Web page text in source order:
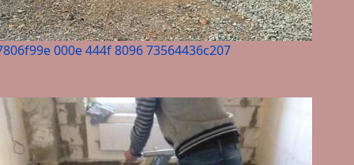
000e 444f 8096 73564436c207